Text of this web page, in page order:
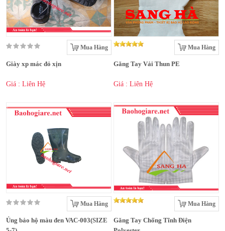
Mua Hàng
Giày xp mác đỏ xịn
Giá : Liên Hệ
Mua Hàng
Găng Tay Vải Thun PE
Giá : Liên Hệ
Mua Hàng
Ủng bảo hộ màu đen VAC-003(SIZE
Mua Hàng
Găng Tay Chống Tĩnh Điện